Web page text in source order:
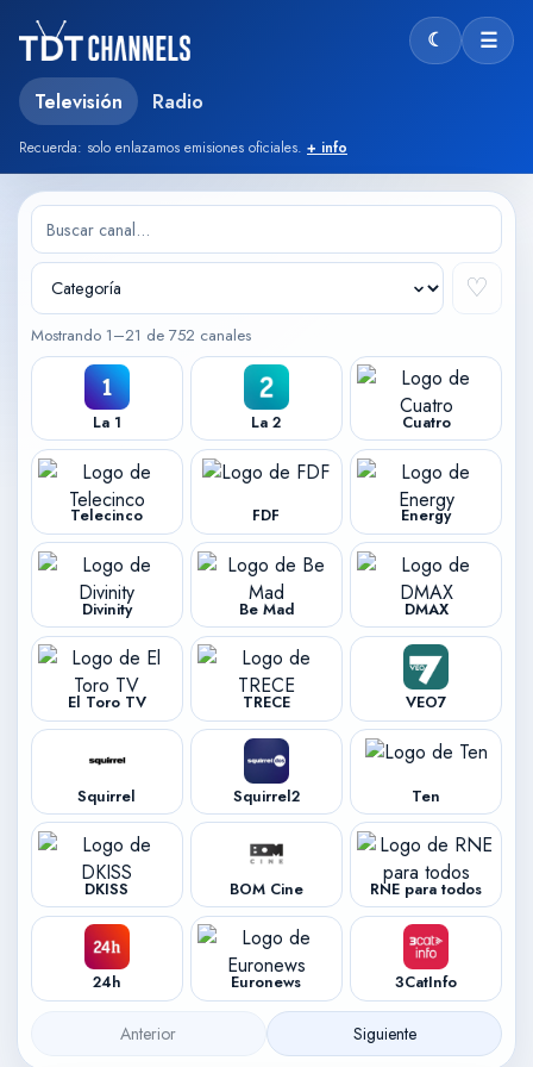
Televisión Radio
Recuerda: solo enlazamos emisiones oficiales. + info
☾Modo☰
♡
Mostrando 1–21 de 752 canales
La 1 La 2 Cuatro
Telecinco FDF Energy
Divinity Be Mad DMAX
El Toro TV TRECE VEO7
Squirrel Squirrel2 Ten
DKISS BOM Cine RNE para todos
24h Euronews 3CatInfo
Anterior Siguiente